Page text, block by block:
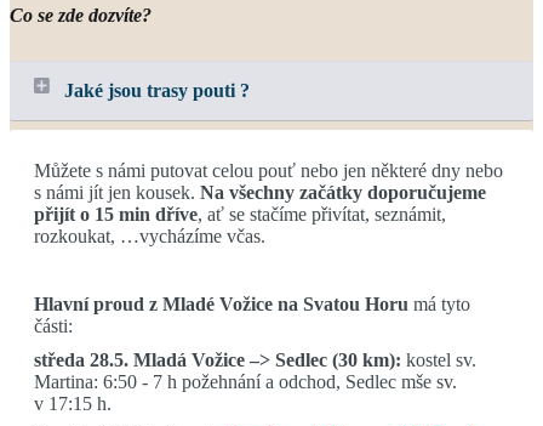
Co se zde dozvíte?
Jaké jsou trasy pouti ?
Můžete s námi putovat celou pouť nebo jen některé dny nebo
s námi jít jen kousek. Na všechny začátky doporučujeme
přijít o 15 min dříve, ať se stačíme přivítat, seznámit,
rozkoukat, …vycházíme včas.
Hlavní proud z Mladé Vožice na Svatou Horu má tyto
části:
středa 28.5. Mladá Vožice –> Sedlec (30 km): kostel sv.
Martina: 6:50 - 7 h požehnání a odchod, Sedlec mše sv.
v 17:15 h.